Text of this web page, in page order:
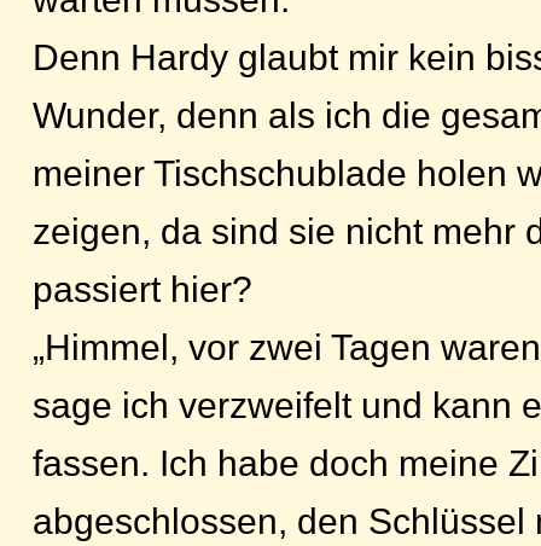
Denn Hardy glaubt mir kein
Wunder, denn als ich die
meiner Tischschublade holen
zeigen, da sind sie nicht mehr
passiert hier?
„Himmel, vor zwei Tagen
sage ich verzweifelt und kann
fassen. Ich habe doch meine
abgeschlossen, den